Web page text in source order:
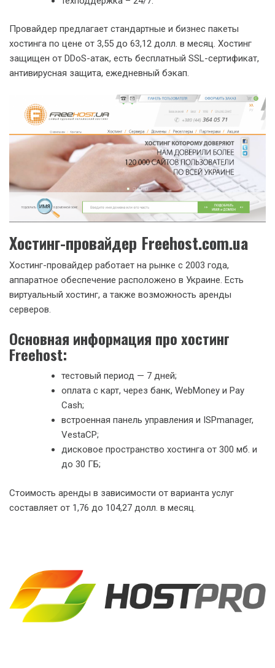
Провайдер предлагает стандартные и бизнес пакеты
хостинга по цене от 3,55 до 63,12 долл. в месяц. Хостинг
защищен от DDoS-атак, есть бесплатный SSL-сертификат,
антивирусная защита, ежедневный бэкап.
Хостинг-провайдер Freehost.com.ua
Хостинг-провайдер работает на рынке с 2003 года,
аппаратное обеспечение расположено в Украине. Есть
виртуальный хостинг, а также возможность аренды
серверов.
Основная информация про хостинг
Freehost:
тестовый период — 7 дней;
оплата с карт, через банк, WebMoney и Pay
Cash;
встроенная панель управления и ISPmanager,
VestaCP;
дисковое пространство хостинга от 300 мб. и
до 30 ГБ;
Стоимость аренды в зависимости от варианта услуг
составляет от 1,76 до 104,27 долл. в месяц.